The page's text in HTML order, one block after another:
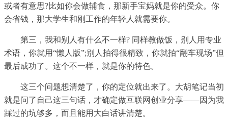
或者有意思?比如你会做辅食，那新手宝妈就是你的受众。你
会省钱，那大学生和刚工作的年轻人就需要你。
第三，我和别人有什么不一样? 同样教做饭，别人用专业
术语，你就用“懒人版”;别人拍得很精致，你就拍“翻车现场”但
最后成功了。这个不一样，就是你的特色。
这三个问题想清楚了，你的定位就出来了。大胡笔记当初
就是问了自己这三句话，才确定做互联网创业分享——因为我
踩过的坑够多，而且能用大白话讲清楚。